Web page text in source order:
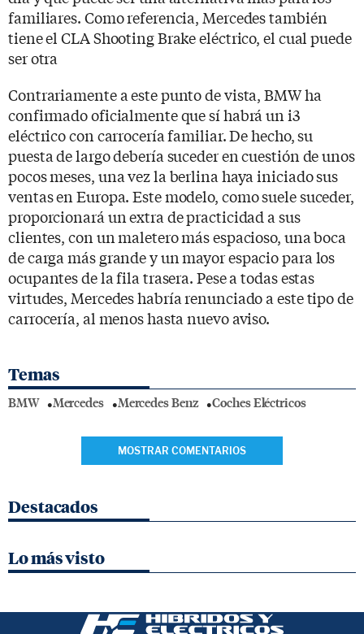
familiares. Como referencia, Mercedes también
tiene el CLA Shooting Brake eléctrico, el cual puede
ser otra
Contrariamente a este punto de vista, BMW ha
confirmado oficialmente que sí habrá un i3
eléctrico con carrocería familiar. De hecho, su
puesta de largo debería suceder en cuestión de unos
pocos meses, una vez la berlina haya iniciado sus
ventas en Europa. Este modelo, como suele suceder,
proporcionará un extra de practicidad a sus
clientes, con un maletero más espacioso, una boca
de carga más grande y un mayor espacio para los
ocupantes de la fila trasera. Pese a todas estas
virtudes, Mercedes habría renunciado a este tipo de
carrocería, al menos hasta nuevo aviso.
Temas
BMW Mercedes Mercedes Benz Coches Eléctricos
MOSTRAR COMENTARIOS
Destacados
Lo más visto